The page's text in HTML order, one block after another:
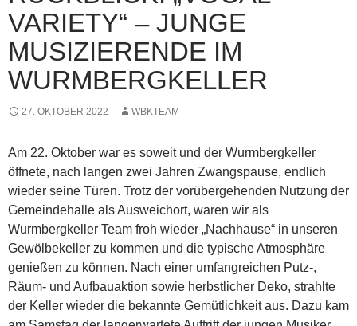
VARIETY“ – JUNGE
MUSIZIERENDE IM
WURMBERGKELLER
27. OKTOBER 2022 WBKTEAM
Am 22. Oktober war es soweit und der Wurmbergkeller
öffnete, nach langen zwei Jahren Zwangspause, endlich
wieder seine Türen. Trotz der vorübergehenden Nutzung der
Gemeindehalle als Ausweichort, waren wir als
Wurmbergkeller Team froh wieder „Nachhause“ in unseren
Gewölbekeller zu kommen und die typische Atmosphäre
genießen zu können. Nach einer umfangreichen Putz-,
Räum- und Aufbauaktion sowie herbstlicher Deko, strahlte
der Keller wieder die bekannte Gemütlichkeit aus. Dazu kam